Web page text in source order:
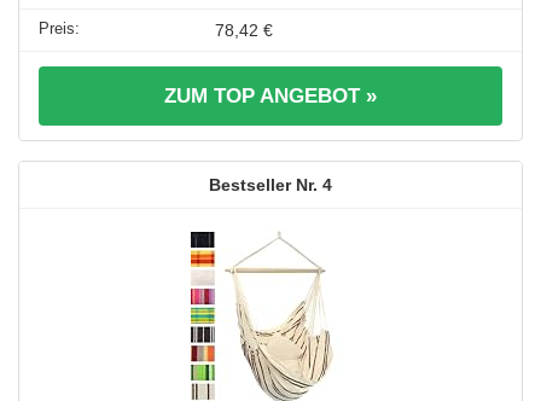
78,42 €
ZUM TOP ANGEBOT »
4